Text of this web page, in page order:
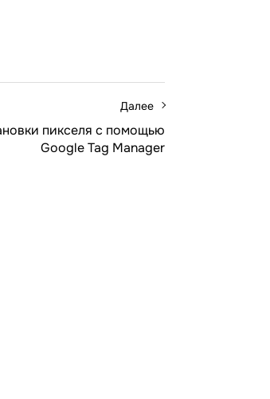
Далее
пикселя с помощью
Google Tag Manager